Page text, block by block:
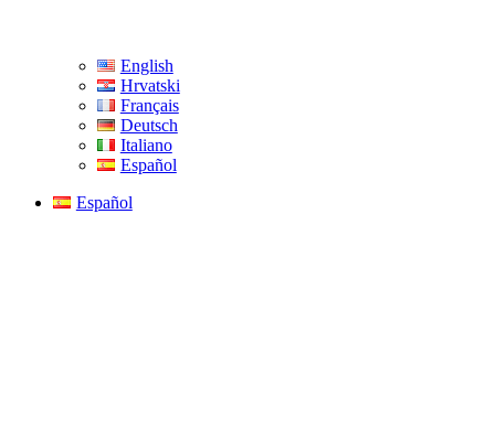
English
Hrvatski
Français
Deutsch
Italiano
Español
Español